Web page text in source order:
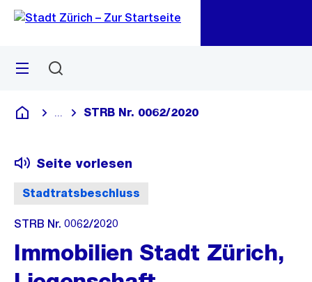
Navigation
Sprunglink
Menü
Deutsch
Blende alle Breadcrumbs ein
STRB Nr. 0062/2020
Stadtratsbeschluss
Seite vorlesen
STRB Nr. 0062/2020
Immobilien Stadt Zürich,